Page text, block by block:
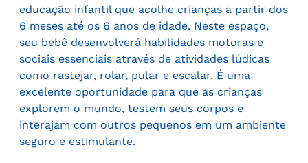
educação infantil que acolhe crianças a partir dos
6 meses até os 6 anos de idade. Neste espaço,
seu bebê desenvolverá habilidades motoras e
sociais essenciais através de atividades lúdicas
como rastejar, rolar, pular e escalar. É uma
excelente oportunidade para que as crianças
explorem o mundo, testem seus corpos e
interajam com outros pequenos em um ambiente
seguro e estimulante.